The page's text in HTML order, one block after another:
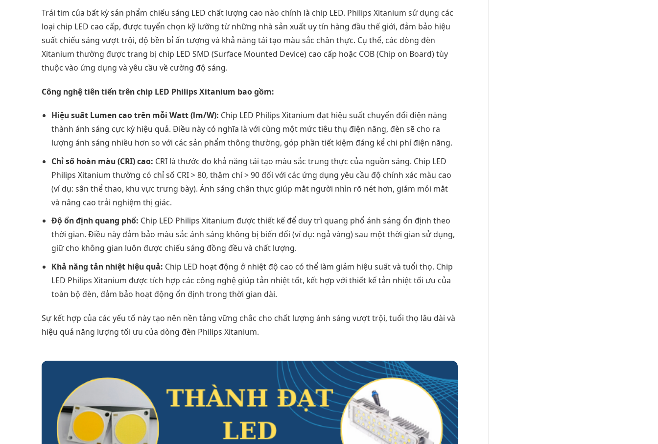
Trái tim của bất kỳ sản phẩm chiếu sáng LED chất lượng cao nào chính là chip LED. Philips Xitanium sử dụng các
loại chip LED cao cấp, được tuyển chọn kỹ lưỡng từ những nhà sản xuất uy tín hàng đầu thế giới, đảm bảo hiệu
suất chiếu sáng vượt trội, độ bền bỉ ấn tượng và khả năng tái tạo màu sắc chân thực. Cụ thể, các dòng đèn
Xitanium thường được trang bị chip LED SMD (Surface Mounted Device) cao cấp hoặc COB (Chip on Board) tùy
thuộc vào ứng dụng và yêu cầu về cường độ sáng.
Công nghệ tiên tiến trên chip LED Philips Xitanium bao gồm:
Hiệu suất Lumen cao trên mỗi Watt (lm/W): Chip LED Philips Xitanium đạt hiệu suất chuyển đổi điện năng
thành ánh sáng cực kỳ hiệu quả. Điều này có nghĩa là với cùng một mức tiêu thụ điện năng, đèn sẽ cho ra
lượng ánh sáng nhiều hơn so với các sản phẩm thông thường, góp phần tiết kiệm đáng kể chi phí điện năng.
Chỉ số hoàn màu (CRI) cao: CRI là thước đo khả năng tái tạo màu sắc trung thực của nguồn sáng. Chip LED
Philips Xitanium thường có chỉ số CRI > 80, thậm chí > 90 đối với các ứng dụng yêu cầu độ chính xác màu cao
(ví dụ: sân thể thao, khu vực trưng bày). Ánh sáng chân thực giúp mắt người nhìn rõ nét hơn, giảm mỏi mắt
và nâng cao trải nghiệm thị giác.
Độ ổn định quang phổ: Chip LED Philips Xitanium được thiết kế để duy trì quang phổ ánh sáng ổn định theo
thời gian. Điều này đảm bảo màu sắc ánh sáng không bị biến đổi (ví dụ: ngả vàng) sau một thời gian sử dụng,
giữ cho không gian luôn được chiếu sáng đồng đều và chất lượng.
Khả năng tản nhiệt hiệu quả: Chip LED hoạt động ở nhiệt độ cao có thể làm giảm hiệu suất và tuổi thọ. Chip
LED Philips Xitanium được tích hợp các công nghệ giúp tản nhiệt tốt, kết hợp với thiết kế tản nhiệt tối ưu của
toàn bộ đèn, đảm bảo hoạt động ổn định trong thời gian dài.
Sự kết hợp của các yếu tố này tạo nên nền tảng vững chắc cho chất lượng ánh sáng vượt trội, tuổi thọ lâu dài và
hiệu quả năng lượng tối ưu của dòng đèn Philips Xitanium.